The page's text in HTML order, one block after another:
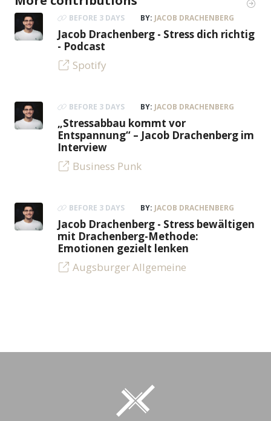
BEFORE 3 DAYS BY: JACOB DRACHENBERG
Jacob Drachenberg - Stress dich richtig
- Podcast
Spotify
BEFORE 3 DAYS BY: JACOB DRACHENBERG
„Stressabbau kommt vor
Entspannung“ – Jacob Drachenberg im
Interview
Business Punk
BEFORE 3 DAYS BY: JACOB DRACHENBERG
Jacob Drachenberg - Stress bewältigen
mit Drachenberg-Methode:
Emotionen gezielt lenken
Augsburger Allgemeine